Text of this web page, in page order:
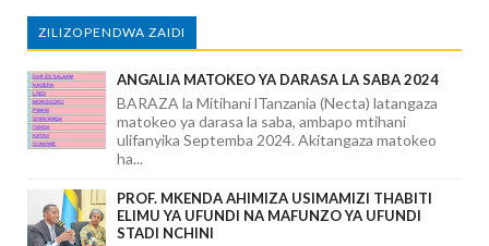
ZILIZOPENDWA ZAIDI
ANGALIA MATOKEO YA DARASA LA SABA 2024
BARAZA la Mitihani lTanzania (Necta) latangaza
matokeo ya darasa la saba, ambapo mtihani
ulifanyika Septemba 2024. Akitangaza matokeo
ha...
PROF. MKENDA AHIMIZA USIMAMIZI THABITI
ELIMU YA UFUNDI NA MAFUNZO YA UFUNDI
STADI NCHINI